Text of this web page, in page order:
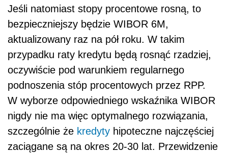
Jeśli natomiast stopy procentowe rosną, to
bezpieczniejszy będzie WIBOR 6M,
aktualizowany raz na pół roku. W takim
przypadku raty kredytu będą rosnąć rzadziej,
oczywiście pod warunkiem regularnego
podnoszenia stóp procentowych przez RPP.
W wyborze odpowiedniego wskaźnika WIBOR
nigdy nie ma więc optymalnego rozwiązania,
szczególnie że kredyty hipoteczne najczęściej
zaciągane są na okres 20-30 lat. Przewidzenie